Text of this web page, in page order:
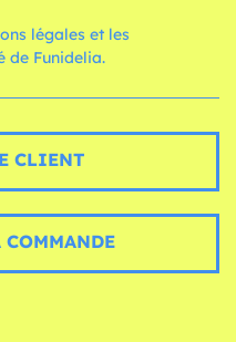
légales et les
de Funidelia.
CLIENT